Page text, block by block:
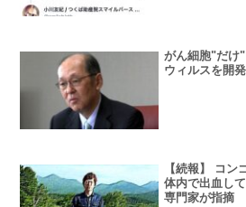
がん細胞"だけ
ウィルスを開発
【続報】 コン
体内で出血し
専門家が指摘